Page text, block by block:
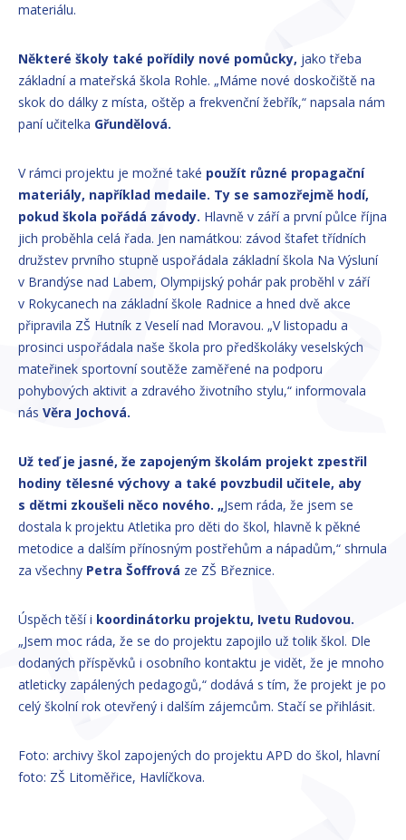
materiálu.
Některé školy také pořídily nové pomůcky, jako třeba
základní a mateřská škola Rohle. „Máme nové doskočiště na
skok do dálky z místa, oštěp a frekvenční žebřík,“ napsala nám
paní učitelka Gřundělová.
V rámci projektu je možné také použít různé propagační
materiály, například medaile. Ty se samozřejmě hodí,
pokud škola pořádá závody. Hlavně v září a první půlce října
jich proběhla celá řada. Jen namátkou: závod štafet třídních
družstev prvního stupně uspořádala základní škola Na Výsluní
v Brandýse nad Labem, Olympijský pohár pak proběhl v září
v Rokycanech na základní škole Radnice a hned dvě akce
připravila ZŠ Hutník z Veselí nad Moravou. „V listopadu a
prosinci uspořádala naše škola pro předškoláky veselských
mateřinek sportovní soutěže zaměřené na podporu
pohybových aktivit a zdravého životního stylu,“ informovala
nás Věra Jochová.
Už teď je jasné, že zapojeným školám projekt zpestřil
hodiny tělesné výchovy a také povzbudil učitele, aby
s dětmi zkoušeli něco nového. „Jsem ráda, že jsem se
dostala k projektu Atletika pro děti do škol, hlavně k pěkné
metodice a dalším přínosným postřehům a nápadům,“ shrnula
za všechny Petra Šoffrová ze ZŠ Březnice.
Úspěch těší i koordinátorku projektu, Ivetu Rudovou.
„Jsem moc ráda, že se do projektu zapojilo už tolik škol. Dle
dodaných příspěvků i osobního kontaktu je vidět, že je mnoho
atleticky zapálených pedagogů,“ dodává s tím, že projekt je po
celý školní rok otevřený i dalším zájemcům. Stačí se přihlásit.
Foto: archivy škol zapojených do projektu APD do škol, hlavní
foto: ZŠ Litoměřice, Havlíčkova.